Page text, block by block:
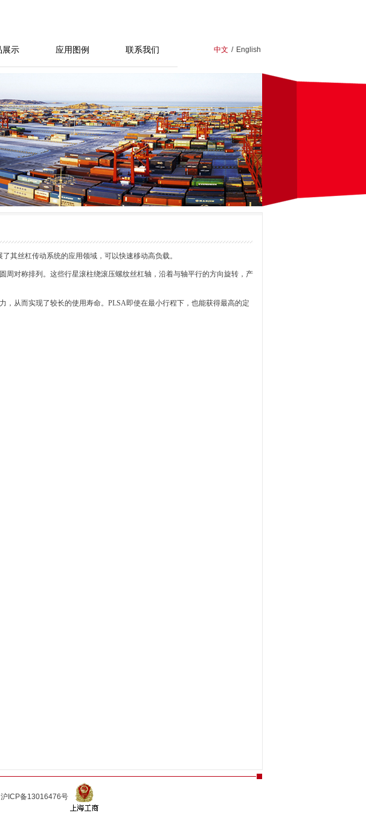
展示 应用图例 联系我们 中文 / English
其丝杠传动系统的应用领域，可以快速移动高负载。
周对称排列。这些行星滚柱绕滚压螺纹丝杠轴，沿着与轴平行的方向旋转，产
，从而实现了较长的使用寿命。 PLSA即使在最小行程下，也能获得最高的定
沪ICP备13016476号